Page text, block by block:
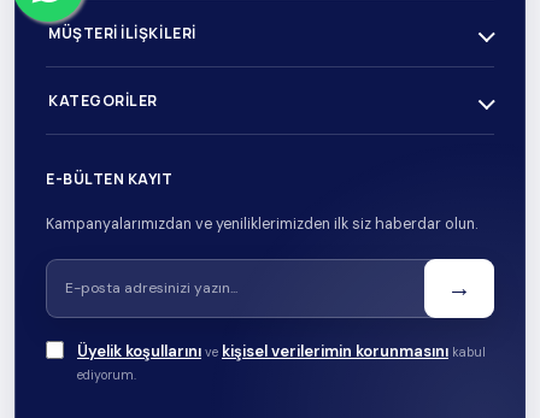
MÜŞTERI İLIŞKILERI
KATEGORILER
E-BÜLTEN KAYIT
Kampanyalarımızdan ve yeniliklerimizden ilk siz haberdar olun.
→
Üyelik koşullarını ve kişisel verilerimin korunmasını kabul
ediyorum.